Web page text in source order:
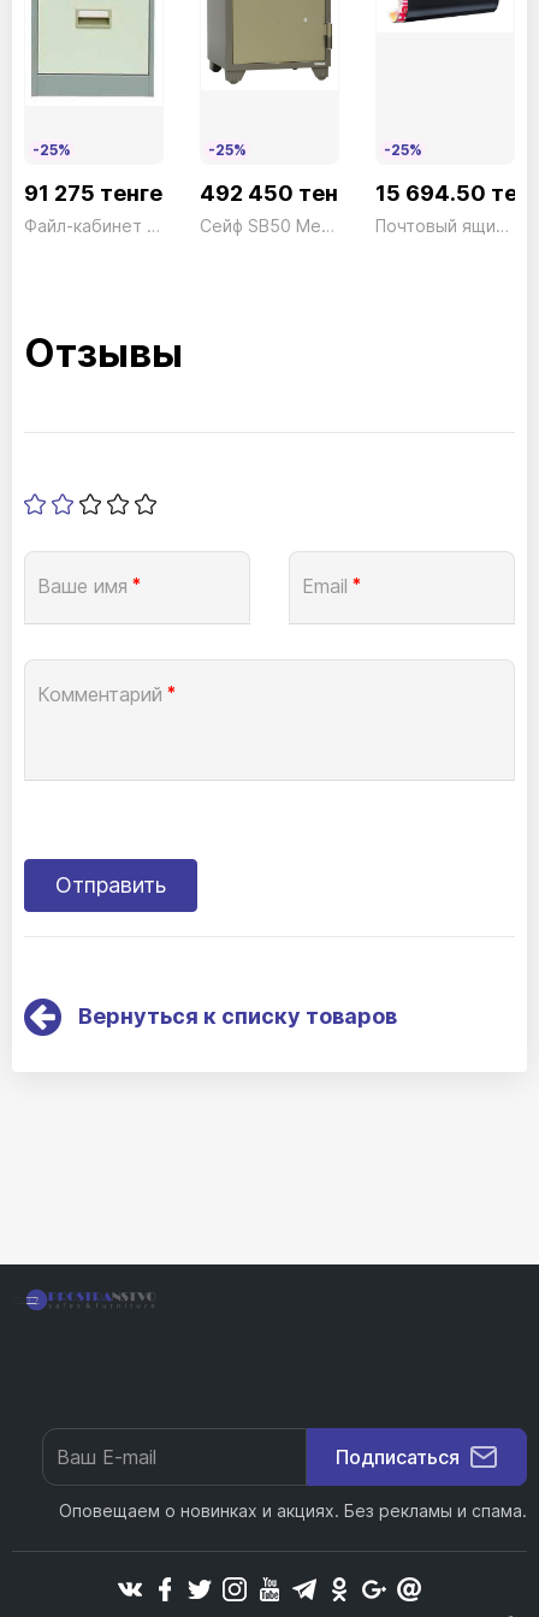
-25%
91 275 тенге
Файл-кабинет 3 ящика FC03 серый President
-25%
492 450 тенге
Сейф SB50 Механический President ш590*г597*в1275 250кг
-25%
15 694.50
Почтовый ящик + коробка Set Vario 86720 S
Отзывы
Ваше имя * Email *
Комментарий *
Вернуться к списку товаров
Подписаться
Оповещаем о новинках и акциях. Без рекламы и спама.